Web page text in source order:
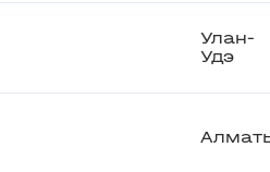
Улан-
Удэ